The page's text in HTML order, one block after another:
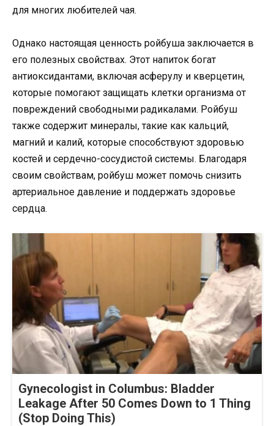
для многих любителей чая.
Однако настоящая ценность ройбуша заключается в
его полезных свойствах. Этот напиток богат
антиоксидантами, включая асферулу и кверцетин,
которые помогают защищать клетки организма от
повреждений свободными радикалами. Ройбуш
также содержит минералы, такие как кальций,
магний и калий, которые способствуют здоровью
костей и сердечно-сосудистой системы. Благодаря
своим свойствам, ройбуш может помочь снизить
артериальное давление и поддержать здоровье
сердца.
Gynecologist in Columbus: Bladder
Leakage After 50 Comes Down to 1 Thing
(Stop Doing This)